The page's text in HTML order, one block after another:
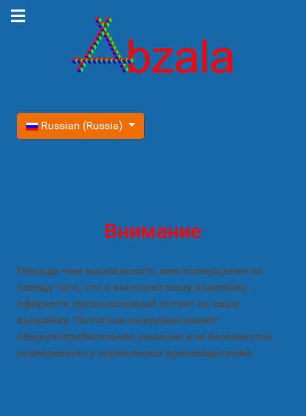
Выберите язык
Russian (Russia)
Внимание
Прежде чем высказывать мне возмущение по
поводу того, что я выложил вашу выкройку,
оформите промышленный патент на вашу
выкройку. Почти все выкройки имеют
общеупотребительное решение или бессовестно
скопированы у нормальных производителей.